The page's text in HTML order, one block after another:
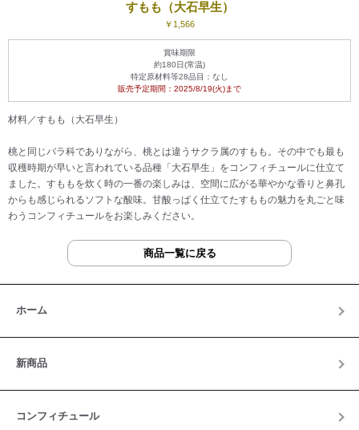
すもも（大石早生）
￥1,566
賞味期限
約180日(常温)
特定原材料等28品目：なし
販売予定期間：2025/8/19(火)まで
材料／すもも（大石早生）
桃と同じバラ科でありながら、桃とは違うサクラ属のすもも。その中でも最も
収穫時期が早いと言われている品種「大石早生」をコンフィチュールに仕立て
ました。すももを炊く時の一番の楽しみは、空間に広がる華やかな香りと鼻孔
からも感じられるソフトな酸味。甘酸っぱく仕立てたすももの魅力を丸ごと味
わうコンフィチュールをお楽しみください。
商品一覧に戻る
ホーム
新商品
コンフィチュール